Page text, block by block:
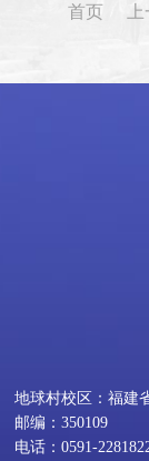
首页
地球村校区：福建
邮编：350109
电话：0591-